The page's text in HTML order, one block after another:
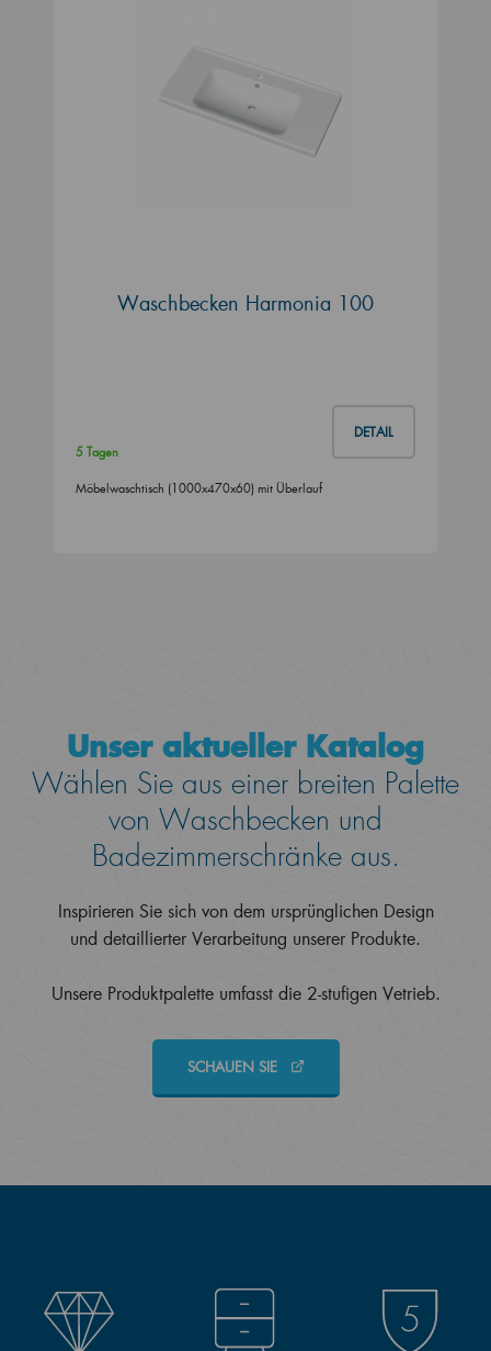
Waschbecken Harmonia 100
DETAIL
5 Tagen
Möbelwaschtisch (1000x470x60) mit Überlauf
Unser aktueller Katalog
Wählen Sie aus einer breiten Palette
von Waschbecken und
Badezimmerschränke aus.
Inspirieren Sie sich von dem ursprünglichen Design
und detaillierter Verarbeitung unserer Produkte.
Unsere Produktpalette umfasst die 2-stufigen Vetrieb.
SCHAUEN SIE